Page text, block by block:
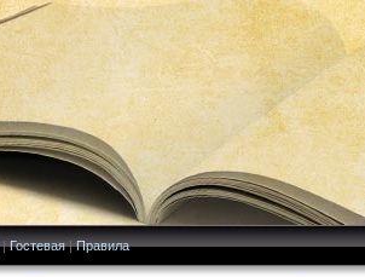
|Гостевая|Правила